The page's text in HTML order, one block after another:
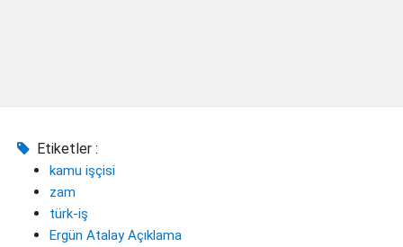
Etiketler :
kamu işçisi
zam
türk-iş
Ergün Atalay Açıklama